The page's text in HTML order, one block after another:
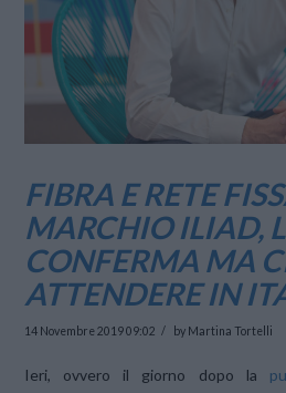
FIBRA E RETE
MARCHIO ILIAD,
CONFERMA MA
ATTENDERE IN
14 Novembre 2019 09:02 by Martina Tortelli
Ieri, ovvero il giorno dopo la